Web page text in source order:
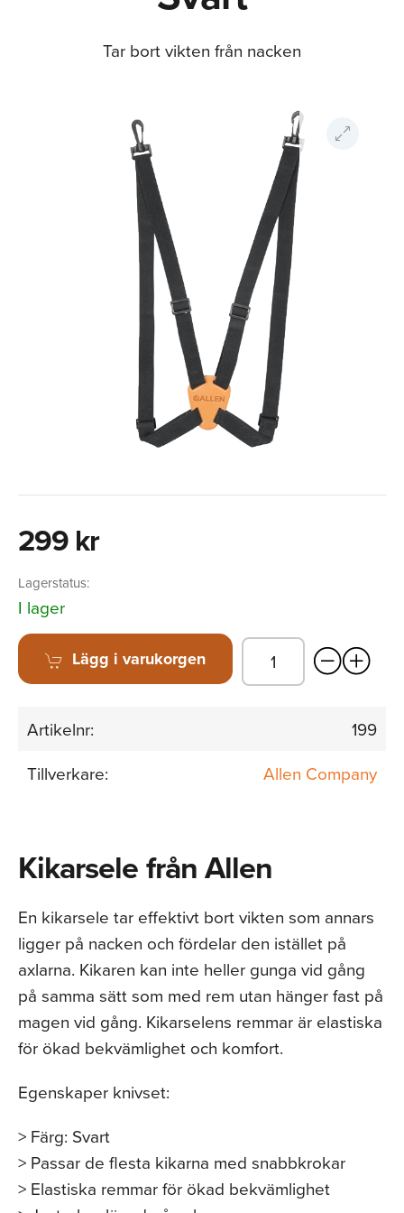
Tar bort vikten från nacken
299 kr
Lagerstatus:
I lager
Lägg i varukorgen
Artikelnr:
199
Tillverkare:
Allen Company
Kikarsele från Allen
En kikarsele tar effektivt bort vikten som annars
ligger på nacken och fördelar den istället på
axlarna. Kikaren kan inte heller gunga vid gång
på samma sätt som med rem utan hänger fast på
magen vid gång. Kikarselens remmar är elastiska
för ökad bekvämlighet och komfort.
Egenskaper knivset:
> Färg: Svart
> Passar de flesta kikarna med snabbkrokar
> Elastiska remmar för ökad bekvämlighet